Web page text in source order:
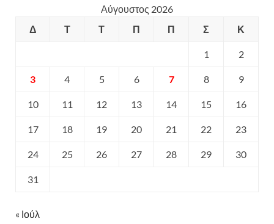
Αύγουστος 2026
Δ
Τ Τ Π Π Σ Κ
1 2
3 4 5 6 7 8 9
10 11 12 13 14 15 16
17 18 19 20 21 22 23
24 25 26 27 28 29 30
31
« Ιούλ